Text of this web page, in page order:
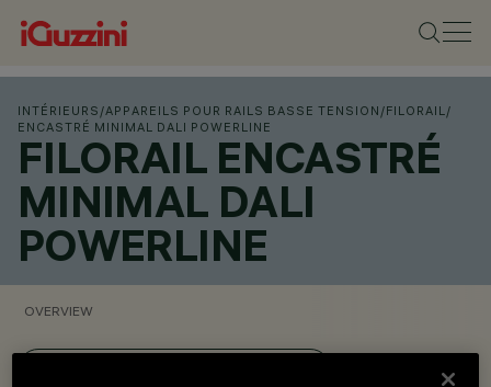
INTÉRIEURS /APPAREILS POUR RAILS BASSE TENSION /FILORAIL/
ENCASTRÉ MINIMAL DALI POWERLINE
FILORAIL ENCASTRÉ
MINIMAL DALI
POWERLINE
OVERVIEW